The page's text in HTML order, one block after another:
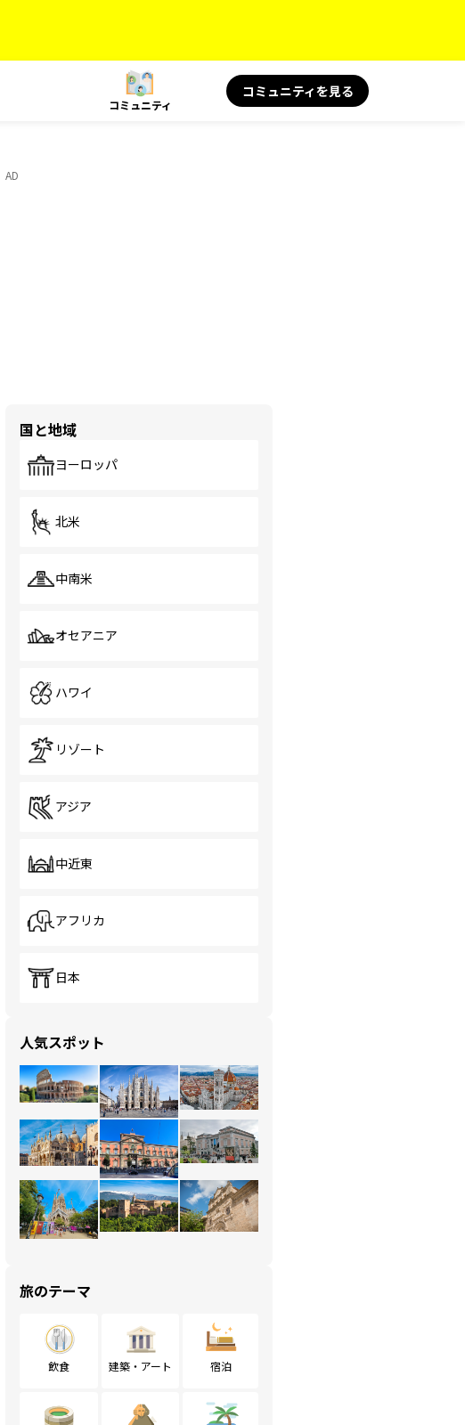
コミュニティ
コミュニティを見る
AD
国と地域
ヨーロッパ
北米
中南米
オセアニア
ハワイ
リゾート
アジア
中近東
アフリカ
日本
人気スポット
旅のテーマ
飲食 建築・アート 宿泊